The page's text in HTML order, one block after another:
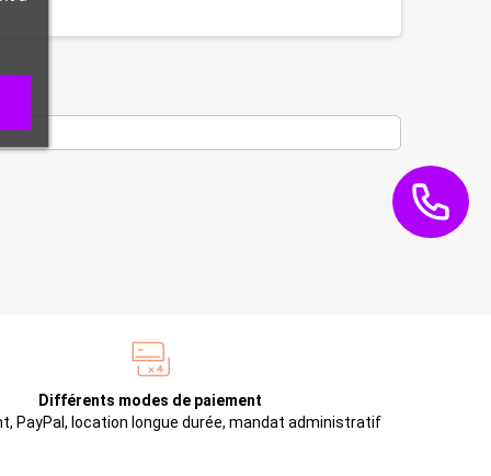
Différents modes de paiement
PayPal, location longue durée, mandat administratif